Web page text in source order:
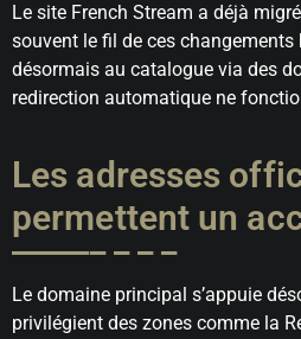
Le site French Stream a déjà
souvent le fil de ces
désormais au catalogue via des
redirection automatique ne
Les adresses
permettent un
Le domaine principal s’appuie
privilégient des zones comme la